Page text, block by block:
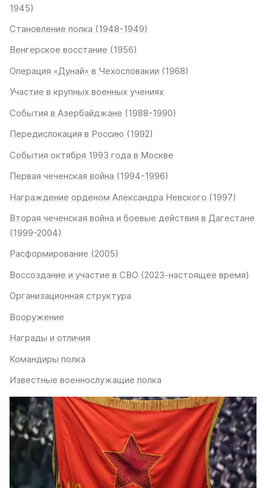
1945)
Становление полка (1948-1949)
Венгерское восстание (1956)
Операция «Дунай» в Чехословакии (1968)
Участие в крупных военных учениях
События в Азербайджане (1988-1990)
Передислокация в Россию (1992)
События октября 1993 года в Москве
Первая чеченская война (1994-1996)
Награждение орденом Александра Невского (1997)
Вторая чеченская война и боевые действия в Дагестане
(1999-2004)
Расформирование (2005)
Воссоздание и участие в СВО (2023-настоящее время)
Организационная структура
Вооружение
Награды и отличия
Командиры полка
Известные военнослужащие полка